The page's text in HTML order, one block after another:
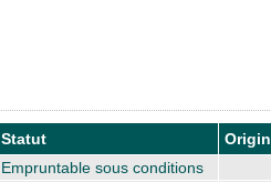
Statut
Empruntable sous conditions